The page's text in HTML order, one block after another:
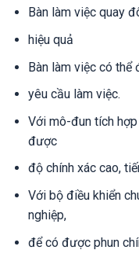
Bàn làm việc quay
hiệu quả
Bàn làm việc có
yêu cầu làm việc.
Với mô-đun tích
được
độ chính xác cao,
Với bộ điều khiển
nghiệp,
để có được phun